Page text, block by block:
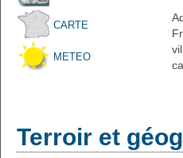
CARTE
METEO
Terroir et